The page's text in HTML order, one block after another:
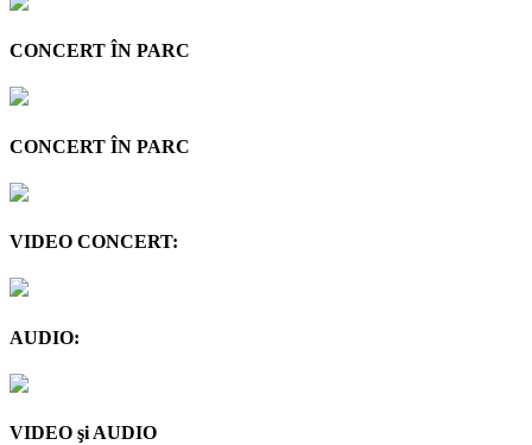
CONCERT ÎN PARC
CONCERT ÎN PARC
VIDEO CONCERT:
AUDIO:
VIDEO şi AUDIO